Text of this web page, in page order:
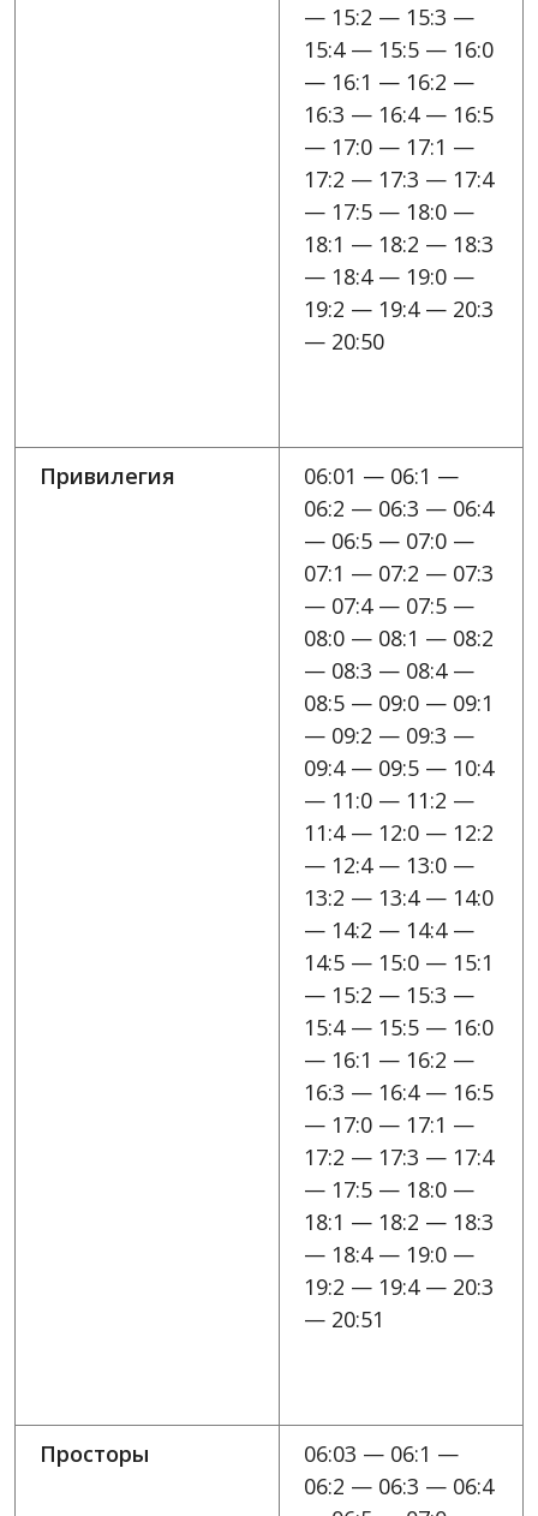
— 15:2 — 15:3 —
15:4 — 15:5 — 16:0
— 16:1 — 16:2 —
16:3 — 16:4 — 16:5
— 17:0 — 17:1 —
17:2 — 17:3 — 17:4
— 17:5 — 18:0 —
18:1 — 18:2 — 18:3
— 18:4 — 19:0 —
19:2 — 19:4 — 20:3
— 20:50
Привилегия
06:01 — 06:1 —
06:2 — 06:3 — 06:4
— 06:5 — 07:0 —
07:1 — 07:2 — 07:3
— 07:4 — 07:5 —
08:0 — 08:1 — 08:2
— 08:3 — 08:4 —
08:5 — 09:0 — 09:1
— 09:2 — 09:3 —
09:4 — 09:5 — 10:4
— 11:0 — 11:2 —
11:4 — 12:0 — 12:2
— 12:4 — 13:0 —
13:2 — 13:4 — 14:0
— 14:2 — 14:4 —
14:5 — 15:0 — 15:1
— 15:2 — 15:3 —
15:4 — 15:5 — 16:0
— 16:1 — 16:2 —
16:3 — 16:4 — 16:5
— 17:0 — 17:1 —
17:2 — 17:3 — 17:4
— 17:5 — 18:0 —
18:1 — 18:2 — 18:3
— 18:4 — 19:0 —
19:2 — 19:4 — 20:3
— 20:51
Просторы
06:03 — 06:1 —
06:2 — 06:3 — 06:4